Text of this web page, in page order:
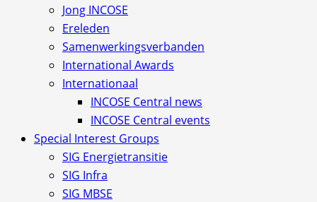
Jong INCOSE
Ereleden
Samenwerkingsverbanden
International Awards
Internationaal
INCOSE Central news
INCOSE Central events
Special Interest Groups
SIG Energietransitie
SIG Infra
SIG MBSE